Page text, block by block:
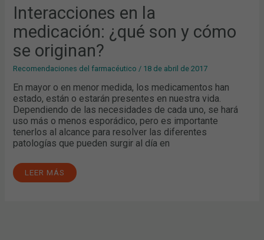
Interacciones en la
medicación: ¿qué son y cómo
se originan?
Recomendaciones del farmacéutico / 18 de abril de 2017
En mayor o en menor medida, los medicamentos han
estado, están o estarán presentes en nuestra vida.
Dependiendo de las necesidades de cada uno, se hará
uso más o menos esporádico, pero es importante
tenerlos al alcance para resolver las diferentes
patologías que pueden surgir al día en
SE
ORIGINAN?
LEER MÁS